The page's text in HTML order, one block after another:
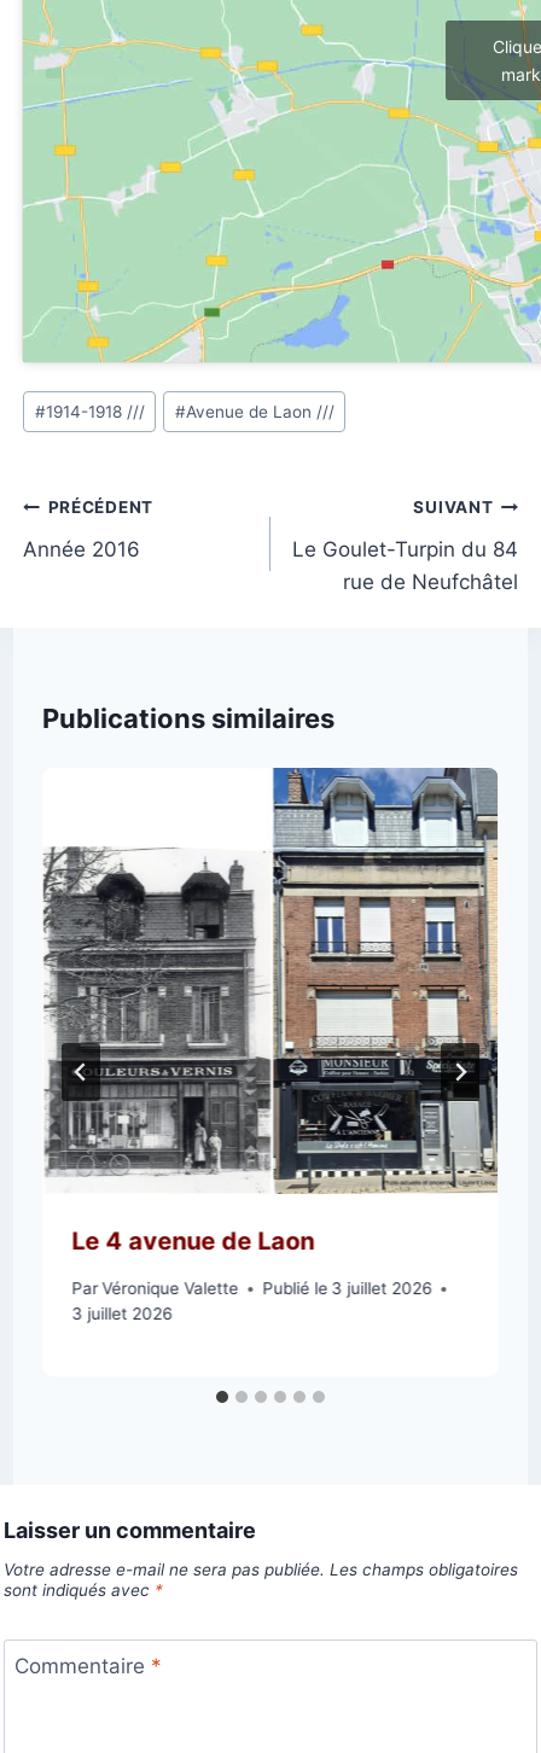
Étiquettes
de
publication :
#1914-1918 /// #Avenue de Laon ///
Navigation
de
PRÉCÉDENT
Année 2016
SUIVANT
Le Goulet-Turpin du 84
rue de Neufchâtel
Publications similaires
Le 4 avenue de Laon
ParVéronique Valette Publié le 3 juillet 2026
3 juillet 2026
Laisser un commentaire
Votre adresse e-mail ne sera pas publiée. Les champs obligatoires
sont indiqués avec *
Commentaire *